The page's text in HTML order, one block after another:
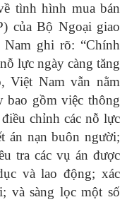
tình hình mua bán
của Bộ Ngoại giao
ghi rõ: “Chính
lực ngày càng tăng
Việt Nam vẫn nằm
bao gồm việc thông
chỉnh các nỗ lực
án nạn buôn người;
tra các vụ án được
và lao động; xác
và sàng lọc một số